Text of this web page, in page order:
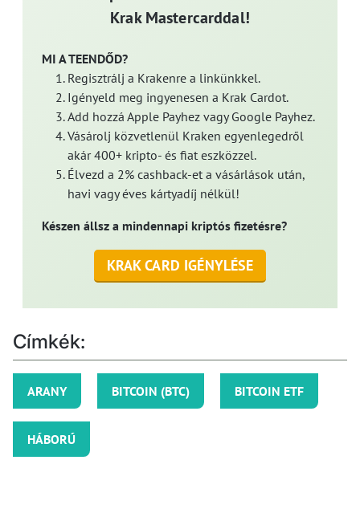
Krak Mastercarddal!
MI A TEENDŐD?
Regisztrálj a Krakenre a linkünkkel.
Igényeld meg ingyenesen a Krak Cardot.
Add hozzá Apple Payhez vagy Google Payhez.
Vásárolj közvetlenül Kraken egyenlegedről
akár 400+ kripto- és fiat eszközzel.
Élvezd a 2% cashback-et a vásárlások után,
havi vagy éves kártyadíj nélkül!
Készen állsz a mindennapi kriptós fizetésre?
KRAK CARD IGÉNYLÉSE
Címkék:
ARANY BITCOIN (BTC) BITCOIN ETF
HÁBORÚ